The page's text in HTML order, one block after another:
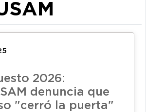
2026:
denuncia que
"cerró la puerta"